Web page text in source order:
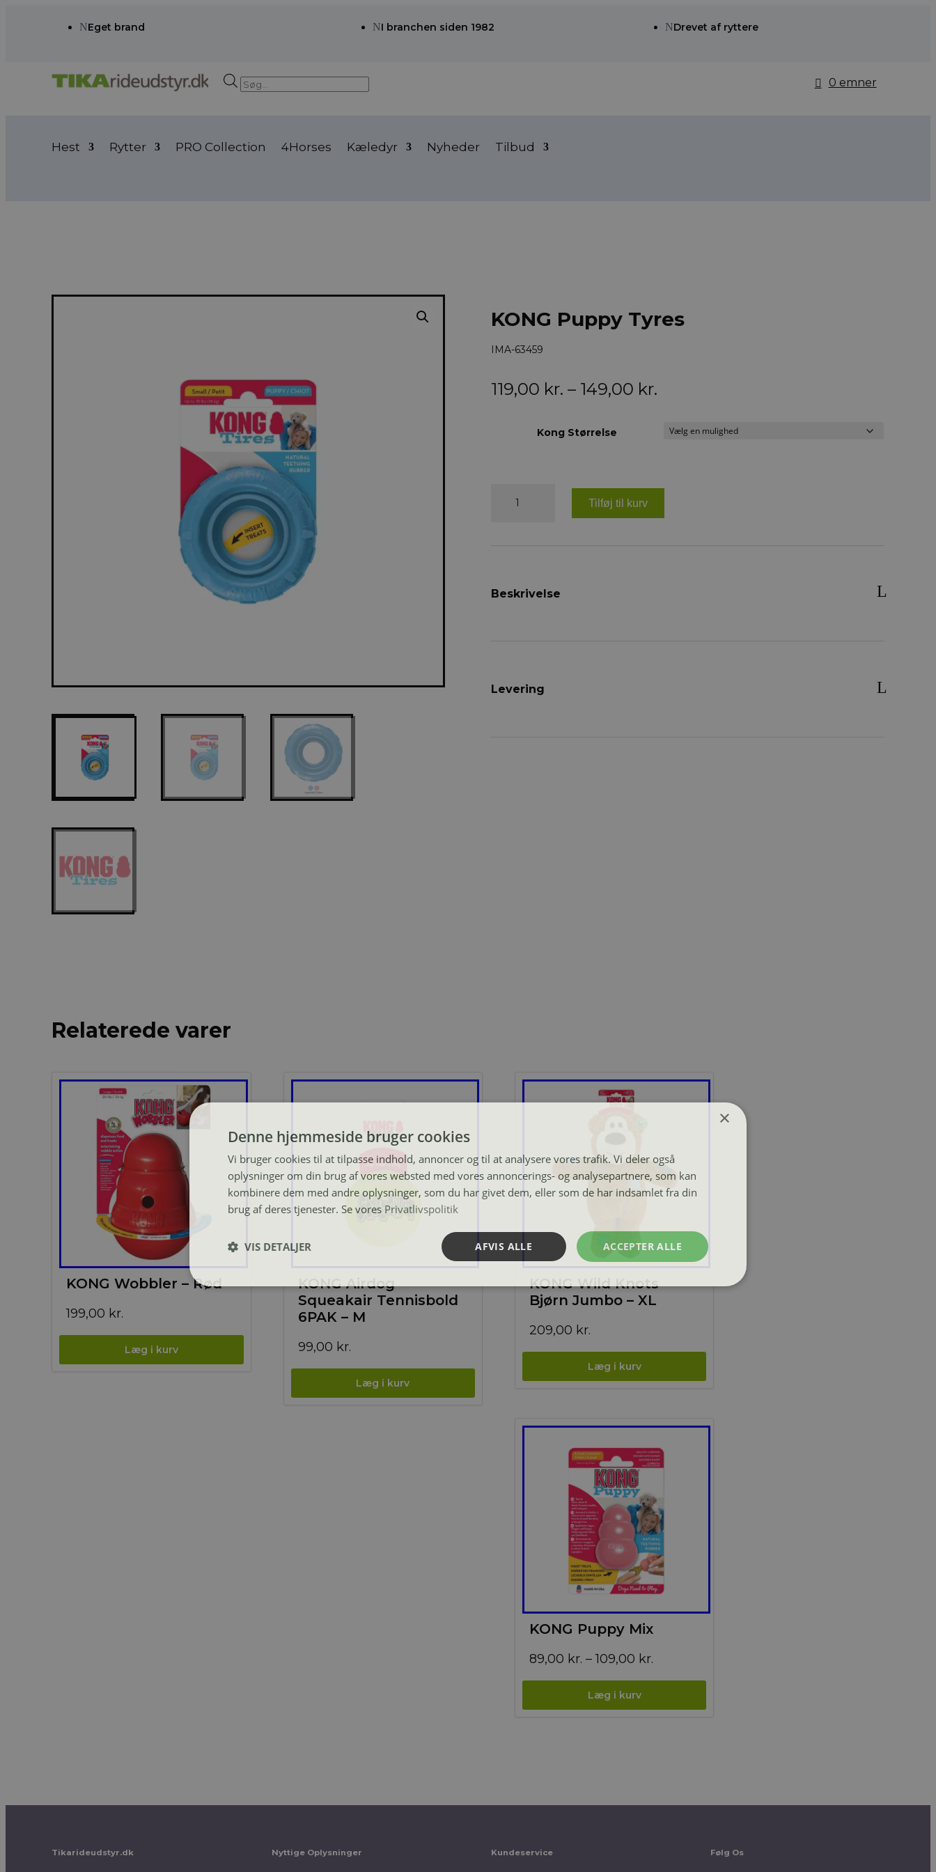
NEget brand NI branchen siden 1982 NDrevet af ryttere
Products
search
0 emner
Hest Rytter PRO Collection 4Horses Kæledyr Nyheder Tilbud
KONG Puppy Tyres
IMA-63459
119,00 kr. – 149,00 kr.Prisinterval:
til
Kong Størrelse
Puppy
Tilføj til kurv
Beskrivelse
Levering
Relaterede varer
KONG Wobbler – Rød
199,00 kr.
KONG Airdog
Squeakair Tennisbold
6PAK – M
99,00 kr.
KONG Wild Knots
Bjørn Jumbo – XL
209,00 kr.
KONG Puppy Mix
89,00 kr. – 109,00 kr.Prisinterval:
Tikarideudstyr.dk Nyttige Oplysninger Kundeservice Følg Os
×
Denne hjemmeside bruger cookies
Vi bruger cookies til at tilpasse indhold, annoncer og til at analysere vores trafik. Vi deler også
oplysninger om din brug af vores websted med vores annoncerings- og analysepartnere, som kan
kombinere dem med andre oplysninger, som du har givet dem, eller som de har indsamlet fra din
brug af deres tjenester. Se vores Privatlivspolitik
ACCEPTER ALLE
AFVIS ALLE
VIS DETALJER